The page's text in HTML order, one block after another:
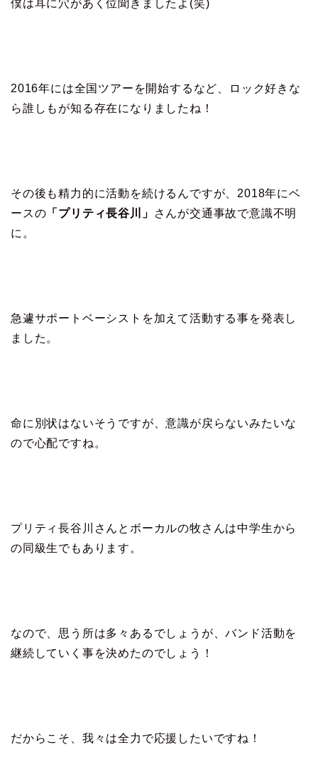
僕は耳に穴があく位聞きましたよ(笑)
2016年には全国ツアーを開始するなど、ロック好きな
ら誰しもが知る存在になりましたね！
その後も精力的に活動を続けるんですが、2018年にベ
ースの 「プリティ長谷川」
さんが交通事故で意識不明
に。
急遽サポートベーシストを加えて活動する事を発表し
ました。
命に別状はないそうですが、意識が戻らないみたいな
ので心配ですね。
プリティ長谷川さんとボーカルの牧さんは中学生から
の同級生でもあります。
なので、思う所は多々あるでしょうが、バンド活動を
継続していく事を決めたのでしょう！
だからこそ、我々は全力で応援したいですね！